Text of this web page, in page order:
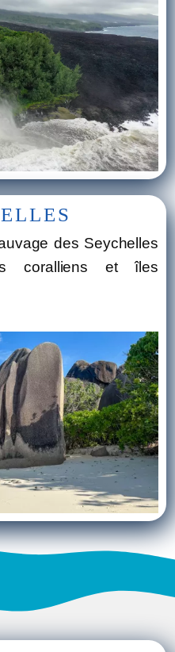
des Seychelles
coralliens et îles